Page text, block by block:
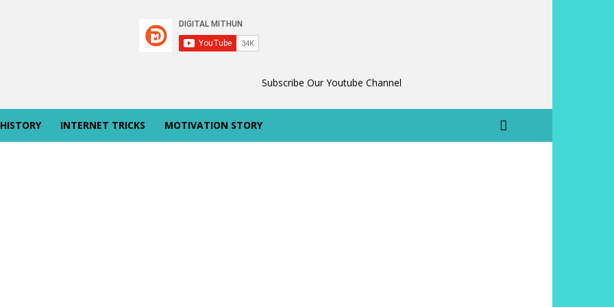
Subscribe Our Youtube Channel
INTERNET TRICKS MOTIVATION STORY